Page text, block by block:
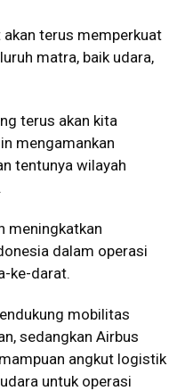
akan terus memperkuat
matra, baik udara,
terus akan kita
mengamankan
tentunya wilayah
meningkatkan
dalam operasi
ke-darat.
mobilitas
sedangkan Airbus
angkut logistik
untuk operasi